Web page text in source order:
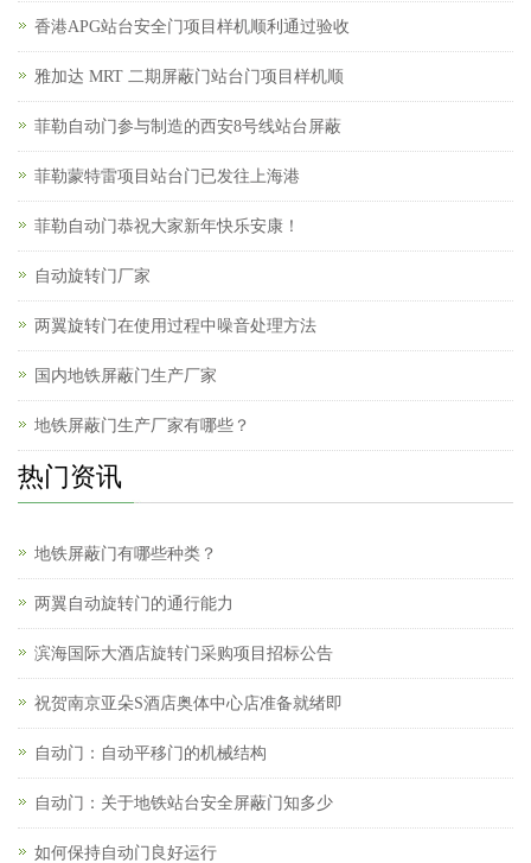
香港APG站台安全门项目样机顺利通过验收
雅加达 MRT 二期屏蔽门站台门项目样机顺
菲勒自动门参与制造的西安8号线站台屏蔽
菲勒蒙特雷项目站台门已发往上海港
菲勒自动门恭祝大家新年快乐安康！
自动旋转门厂家
两翼旋转门在使用过程中噪音处理方法
国内地铁屏蔽门生产厂家
地铁屏蔽门生产厂家有哪些？
热门资讯
地铁屏蔽门有哪些种类？
两翼自动旋转门的通行能力
滨海国际大酒店旋转门采购项目招标公告
祝贺南京亚朵S酒店奥体中心店准备就绪即
自动门：自动平移门的机械结构
自动门：关于地铁站台安全屏蔽门知多少
如何保持自动门良好运行